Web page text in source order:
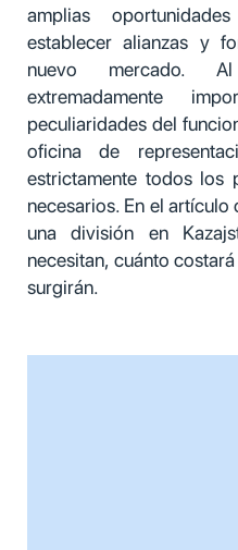
amplias
establecer alianzas y
nuevo mercado.
extremadamente
peculiaridades del
oficina de
estrictamente todos los
necesarios. En el
una división en
necesitan, cuánto
surgirán.